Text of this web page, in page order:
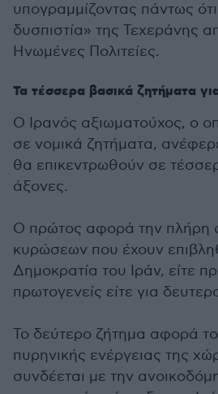
υπογραμμίζοντας πάντως
δυσπιστία» της Τεχεράνης
Ηνωμένες Πολιτείες.
Τα τέσσερα βασικά ζητήματα
Ο Ιρανός αξιωματούχος, ο
σε νομικά ζητήματα,
θα επικεντρωθούν σε
άξονες.
Ο πρώτος αφορά την πλήρη
κυρώσεων που έχουν
Δημοκρατία του Ιράν, είτε
πρωτογενείς είτε για
Το δεύτερο ζήτημα αφορά
πυρηνικής ενέργειας της
συνδέεται με την